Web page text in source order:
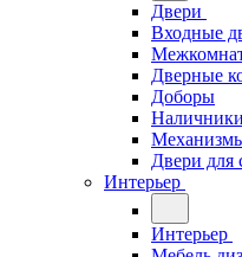
Двери
Входные
Дверные
Доборы
Наличники
Двери для
Интерьер
Интерьер